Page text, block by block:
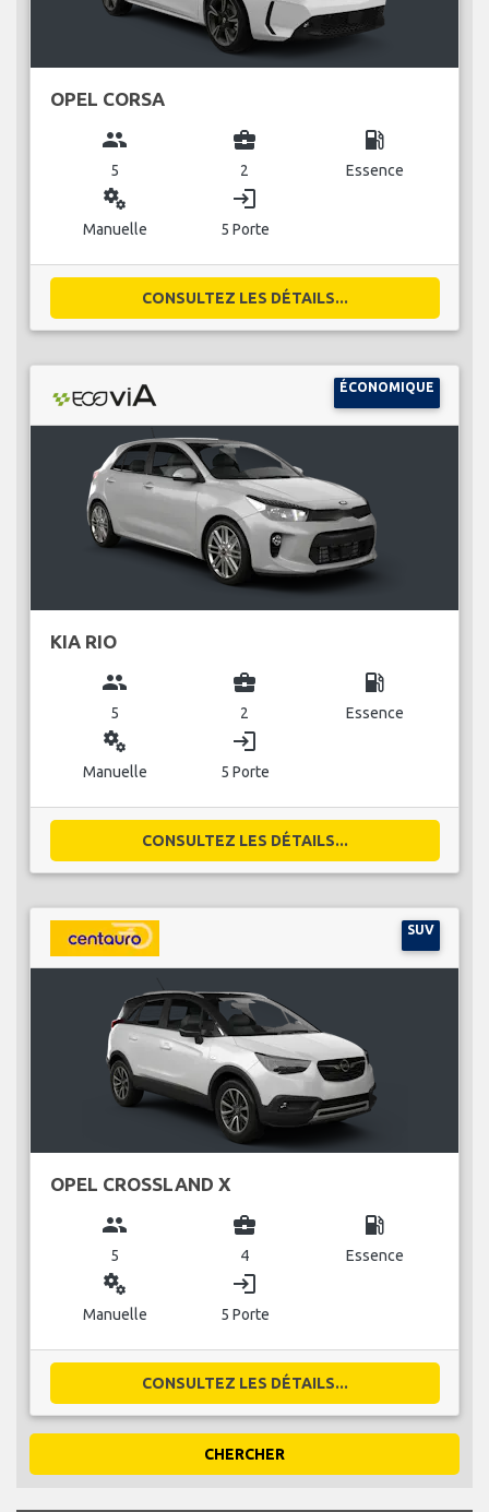
OPEL CORSA
group
5
business_center
2
local_gas_station
Essence
miscellaneous_services
Manuelle
login
5 Porte
CONSULTEZ LES DÉTAILS...
ÉCONOMIQUE
KIA RIO
group
5
business_center
2
local_gas_station
Essence
miscellaneous_services
Manuelle
login
5 Porte
CONSULTEZ LES DÉTAILS...
SUV
OPEL CROSSLAND X
group
5
business_center
4
local_gas_station
Essence
miscellaneous_services
Manuelle
login
5 Porte
CONSULTEZ LES DÉTAILS...
CHERCHER